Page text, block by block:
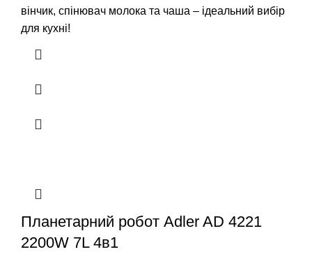
вінчик, спінювач молока та чаша – ідеальний вибір
для кухні!
Планетарний робот Adler AD 4221
2200W 7L 4в1